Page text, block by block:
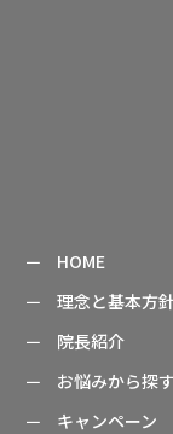
HOME
理念と基本方針
院長紹介
お悩みから探す
キャンペーン